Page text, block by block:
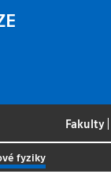
Fakulty
fyziky